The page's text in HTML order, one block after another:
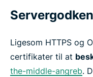
Ligesom HTTPS og
certifikater til at
the-middle-angreb.